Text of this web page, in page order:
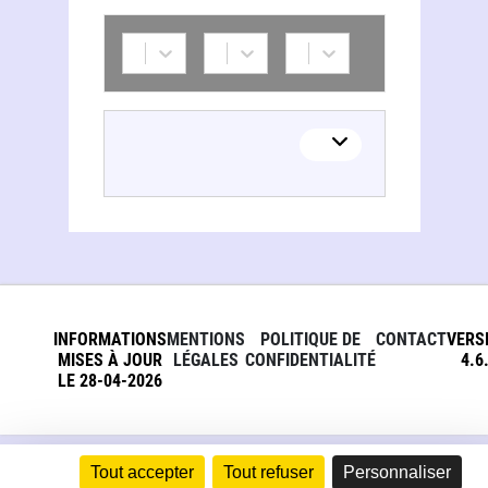
Tout accepter Tout refuser Personnaliser
INFORMATIONS
MISES À JOUR
LE 28-04-2026
MENTIONS
LÉGALES
POLITIQUE DE
CONFIDENTIALITÉ
CONTACT